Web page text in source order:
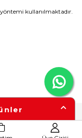
kullanılmaktadır.